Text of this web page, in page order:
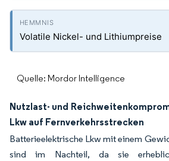
Volatile Nickel- und Lithiumpreise
Quelle: Mordor Intelligence
Nutzlast- und
Lkw auf Fernverkehrsstrecken
Batterieelektrische Lkw mit einem
sind im Nachteil, da sie